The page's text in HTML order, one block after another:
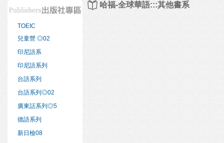
TOEIC
兒童營 ◎02
印尼語系
印尼語系列
台語系列
台語系列◎02
廣東話系列◎5
德語系列
新日檢08
哈福-全球華語:::其他書系